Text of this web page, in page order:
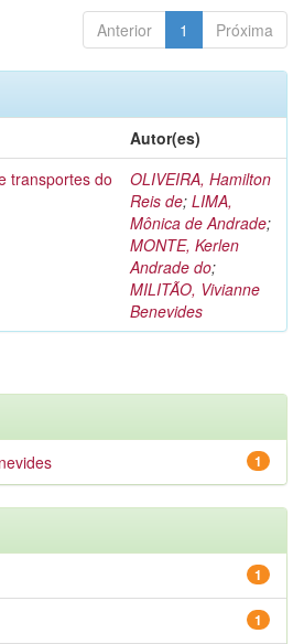
Anterior 1 Próxima
Autor(es)
transportes do
OLIVEIRA, Hamilton
Reis de; LIMA,
Mônica de Andrade;
MONTE, Kerlen
Andrade do;
MILITÃO, Vivianne
Benevides
1
1
1